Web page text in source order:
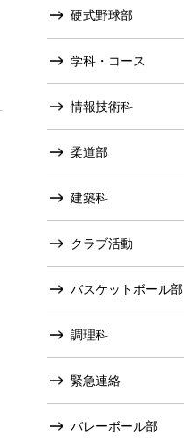
硬式野球部
学科・コース
情報技術科
柔道部
建築科
クラブ活動
バスケットボール部
調理科
緊急連絡
バレーボール部